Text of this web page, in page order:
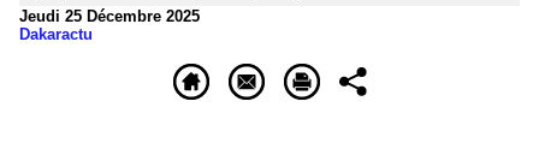
Jeudi 25 Décembre 2025
Dakaractu